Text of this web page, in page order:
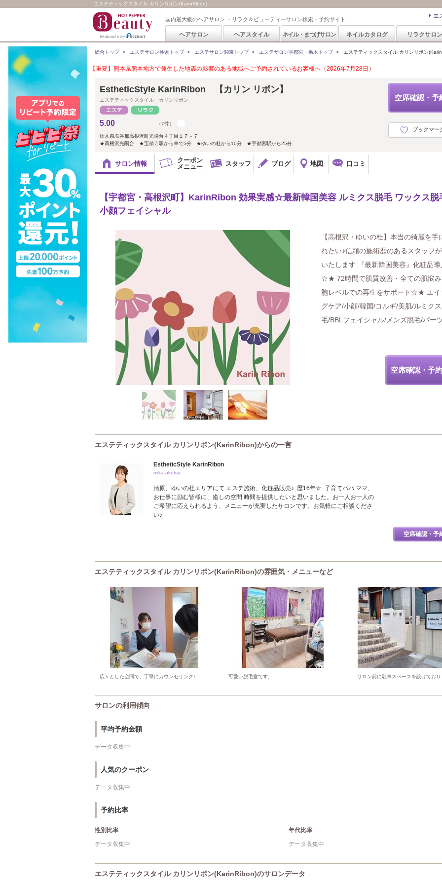
エステティックスタイル カリンリボン(KarinRibon)
国内最大級のヘアサロン ・リラク＆ビューティーサロン検索・予約サイト エ
ヘアサロン ヘアスタイル ネイル・まつげサロン ネイルカタログ リラクサロン
総合トップ> エステサロン検索トップ> エステサロン関東トップ> エステサロン宇都宮・栃木トップ> エステティックスタイル カリンリボン
【重要】熊本県熊本地方で発生した地震の影響のある地域へご予約されているお客様へ（2026年7月28日）
空席確認・予
ブックマー
EstheticStyle KarinRibon 【カリン リボン】
エステティックスタイル カリンリボン
5.00 （7件）
栃木県塩谷郡高根沢町光陽台４丁目１７－７
★高根沢光陽台 ★宝積寺駅から車で5分 ★ゆいの杜から10分 ★宇都宮駅から25分
サロン情報
クーポン
メニュー
スタッフ ブログ 地図 口コミ
【宇都宮・高根沢町】KarinRibon 効果実感☆最新韓国美容 ルミクス脱毛 ワックス脱
小顔フェイシャル
【高根沢・ゆいの杜】本当の綺麗を手
れたい♪信頼の施術歴のあるスタッフ
いたします 『最新韓国美容』化粧品導
☆★ 72時間で肌質改善・全ての肌悩
胞レベルでの再生をサポート☆★ エイ
グケア/小顔/韓国/コルギ/美肌/ルミク
毛/BBLフェイシャル/メンズ脱毛/パー
空席確認・予
エステティックスタイル カリンリボン(KarinRibon)からの一言
EstheticStyle KarinRibon
mika akutsu
清原、ゆいの杜エリアにて エステ施術、化粧品販売♪ 歴16年☆ 子育てパパ ママ、
お仕事に励む皆様に、癒しの空間 時間を提供したいと思いました。お一人お一人の
ご希望に応えられるよう、メニューが充実したサロンです。お気軽にご相談くださ
い♪
空席確認・予
エステティックスタイル カリンリボン(KarinRibon)の雰囲気・メニューなど
広々とした空間で、丁寧にカウンセリング♪ 可愛い脱毛室です。 サロン前に駐車スペースを設けており
サロンの利用傾向
平均予約金額
データ収集中
人気のクーポン
データ収集中
予約比率
性別比率
データ収集中
年代比率
データ収集中
エステティックスタイル カリンリボン(KarinRibon)のサロンデータ